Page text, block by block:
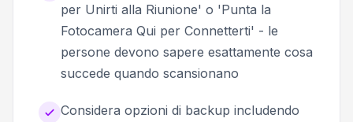
per Unirti alla Riunione' o 'Punta la
Fotocamera Qui per Connetterti' - le
persone devono sapere esattamente cosa
succede quando scansionano
Considera opzioni di backup includendo